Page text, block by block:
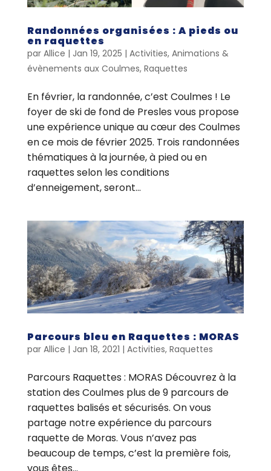
Randonnées organisées : A pieds ou
en raquettes
par Allice | Jan 19, 2025 | Activities, Animations &
évènements aux Coulmes, Raquettes
En février, la randonnée, c’est Coulmes ! Le
foyer de ski de fond de Presles vous propose
une expérience unique au cœur des Coulmes
en ce mois de février 2025. Trois randonnées
thématiques à la journée, à pied ou en
raquettes selon les conditions
d’enneigement, seront...
Parcours bleu en Raquettes : MORAS
par Allice | Jan 18, 2021 | Activities, Raquettes
Parcours Raquettes : MORAS Découvrez à la
station des Coulmes plus de 9 parcours de
raquettes balisés et sécurisés. On vous
partage notre expérience du parcours
raquette de Moras. Vous n’avez pas
beaucoup de temps, c’est la première fois,